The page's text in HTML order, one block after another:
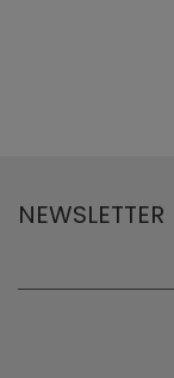
NEWSLETTER